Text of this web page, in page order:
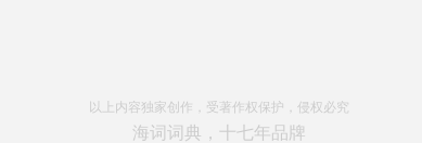
以上内容独家创作，受著作权保护，侵权必究
海词词典，十七年品牌